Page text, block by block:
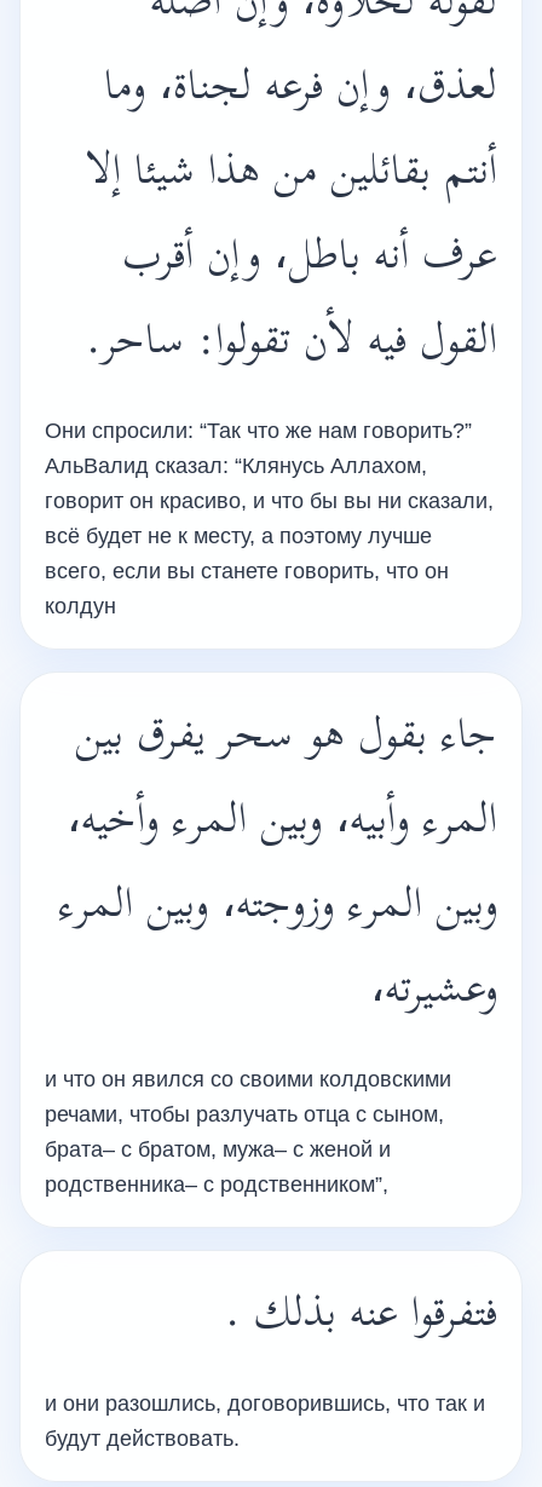
لعذق، وإن فرعه لجناة، وما
أنتم بقائلين من هذا شيئا إلا
عرف أنه باطل، وإن أقرب
القول فيه لأن تقولوا: ساحر.
Они спросили: “Так что же нам говорить?”
АльВалид сказал: “Клянусь Аллахом,
говорит он красиво, и что бы вы ни сказали,
всё будет не к месту, а поэтому лучше
всего, если вы станете говорить, что он
колдун
جاء بقول هو سحر يفرق بين
المرء وأبيه، وبين المرء وأخيه،
وبين المرء وزوجته، وبين المرء
وعشيرته،
и что он явился со своими колдовскими
речами, чтобы разлучать отца с сыном,
брата– с братом, мужа– с женой и
родственника– с родственником”,
فتفرقوا عنه بذلك .
и они разошлись, договорившись, что так и
будут действовать.